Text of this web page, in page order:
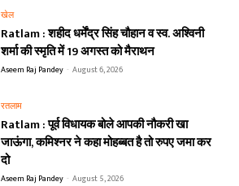
खेल
Ratlam : शहीद धर्मेंद्र सिंह चौहान व स्व. अश्विनी
शर्मा की स्मृति में 19 अगस्त को मैराथन
Aseem Raj Pandey - August 6, 2026
रतलाम
Ratlam : पूर्व विधायक बोले आपकी नौकरी खा
जाऊंगा, कमिश्नर ने कहा मोहब्बत है तो रुपए जमा कर
दो
Aseem Raj Pandey - August 5, 2026